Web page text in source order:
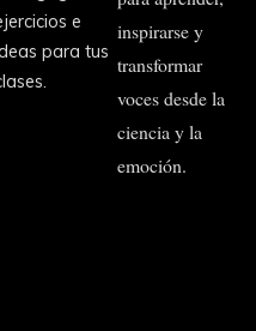
e
para tus
inspirarse y
transformar
voces desde la
ciencia y la
emoción.